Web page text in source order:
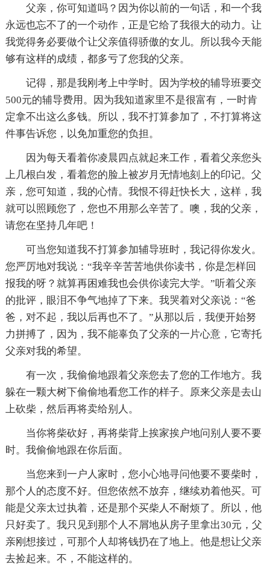
父亲，你可知道吗？因为你以前的一句话，和一个我
永远也忘不了的一个动作，正是它给了我很大的动力。让
我觉得务必要做个让父亲值得骄傲的女儿。所以我今天能
够有这样的成绩，都多亏了您我的父亲。
记得，那是我刚考上中学时。因为学校的辅导班要交
500元的辅导费用。因为我知道家里不是很富有，一时肯
定拿不出这么多钱。所以，我不打算参加了，不打算将这
件事告诉您，以免加重您的负担。
因为每天看着你凌晨四点就起来工作，看着父亲您头
上几根白发，看着您的脸上被岁月无情地刻上的印记。父
亲，您可知道，我的心情。我恨不得赶快长大，这样，我
就可以照顾您了，您也不用那么辛苦了。噢，我的父亲，
请您在坚持几年吧！
可当您知道我不打算参加辅导班时，我记得你发火。
您严厉地对我说：“我辛辛苦苦地供你读书，你是怎样回
报我的呀？就算再困难我也会供你读完大学。”听着父亲
的批评，眼泪不争气地掉了下来。我哭着对父亲说：“爸
爸，对不起，我以后再也不了。”从那以后，我便开始努
力拼搏了，因为，我不能辜负了父亲的一片心意，它寄托
父亲对我的希望。
有一次，我偷偷地跟着父亲您去了您的工作地方。我
躲在一颗大树下偷偷地看您工作的样子。原来父亲是去山
上砍柴，然后再将卖给别人。
当你将柴砍好，再将柴背上挨家挨户地问别人要不要
时。我偷偷地跟在你后面。
当您来到一户人家时，您小心地寻问他要不要柴时，
那个人的态度不好。但您依然不放弃，继续劝着他买。可
能是父亲太过执着，还是那个买柴人不耐烦了。所以，他
只好卖了。我只见到那个人不屑地从房子里拿出30元，父
亲刚想接过，可那个人却将钱扔在了地上。他是想让父亲
去捡起来。不，不能这样的。